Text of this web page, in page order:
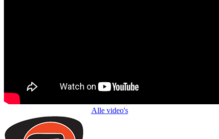
Alle video's